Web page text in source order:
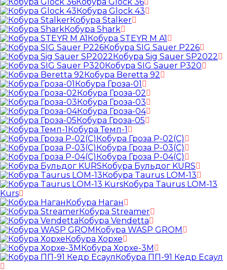
Кобура Glock 43
Кобура Stalker
Кобура Shark
Кобура STEYR M A1
Кобура SIG Sauer P226
Кобура Sig Sauer SP2022
Кобура SIG Sauer P320
Кобура Beretta 92
Кобура Гроза-01
Кобура Гроза-02
Кобура Гроза-03
Кобура Гроза-04
Кобура Гроза-05
Кобура Темп-1
Кобура Гроза Р-02(С)
Кобура Гроза Р-03(С)
Кобура Гроза Р-04(С)
Кобура Бульдог KURS
Кобура Taurus LOM-13
Кобура Taurus LOM-13
Kurs
Кобура Наган
Кобура Streamer
Кобура Vendetta
Кобура WASP GROM
Кобура Хорхе
Кобура Хорхе-3М
Кобура ПП-91 Кедр Есаул